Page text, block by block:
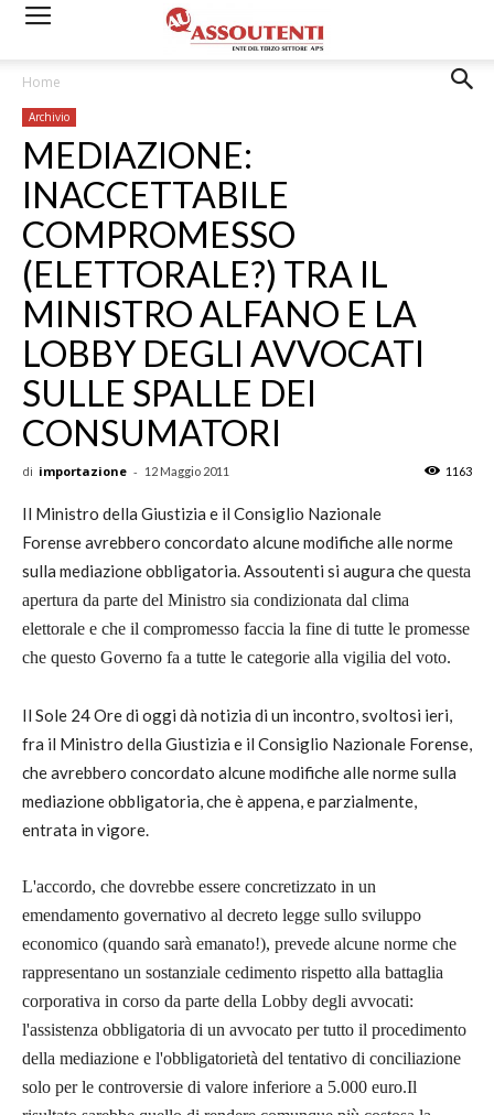
Home
Archivio
MEDIAZIONE:
INACCETTABILE
COMPROMESSO
(ELETTORALE?) TRA IL
MINISTRO ALFANO E LA
LOBBY DEGLI AVVOCATI
SULLE SPALLE DEI
CONSUMATORI
di importazione - 12 Maggio 2011 1163
Il Ministro della Giustizia e il Consiglio Nazionale
Forense avrebbero concordato alcune modifiche alle norme
sulla mediazione obbligatoria. Assoutenti si augura chequesta
apertura da parte del Ministro sia condizionata dal clima
elettorale e che il compromesso faccia la fine di tutte le promesse
che questo Governo fa a tutte le categorie alla vigilia del voto.
Il Sole 24 Ore di oggi dà notizia di un incontro, svoltosi ieri,
fra il Ministro della Giustizia e il Consiglio Nazionale Forense,
che avrebbero concordato alcune modifiche alle norme sulla
mediazione obbligatoria, che è appena, e parzialmente,
entrata in vigore.
L'accordo, che dovrebbe essere concretizzato in un
emendamento governativo al decreto legge sullo sviluppo
economico (quando sarà emanato!), prevede alcune norme che
rappresentano un sostanziale cedimento rispetto alla battaglia
corporativa in corso da parte della Lobby degli avvocati:
l'assistenza obbligatoria di un avvocato per tutto il procedimento
della mediazione e l'obbligatorietà del tentativo di conciliazione
solo per le controversie di valore inferiore a 5.000 euro.Il